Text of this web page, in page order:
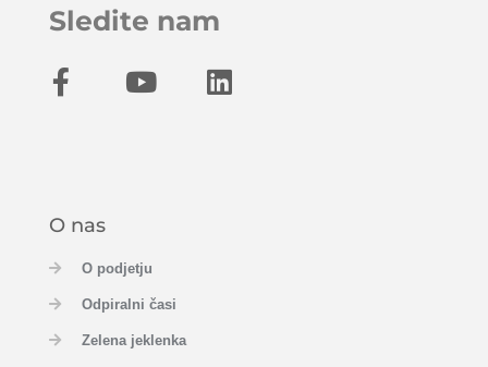
Sledite nam
O nas
O podjetju
Odpiralni časi
Zelena jeklenka